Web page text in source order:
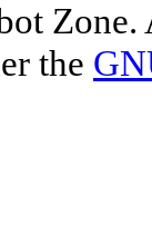
Zone.
the